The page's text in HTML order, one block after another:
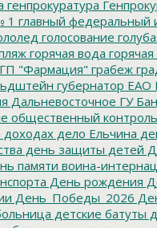
генпрокуратура
1 главный федеральный
голосование
горячая вода
ГП "Фармация" грабеж
губернатор ЕАО
Дальневосточное ГУ
общественный контроль
доходах дело Ельчина
день защиты детей
памяти воина-
День рождения
День_Победы_2026
детские батуты